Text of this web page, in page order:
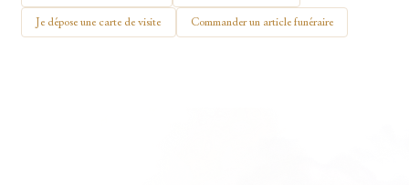
Je dépose une carte de visite Commander un article funéraire